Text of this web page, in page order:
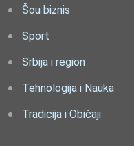
Šou biznis
Sport
Srbija i region
Tehnologija i Nauka
Tradicija i Običaji